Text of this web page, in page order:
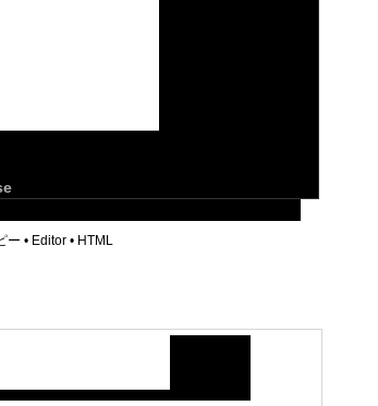
ー • Editor • HTML